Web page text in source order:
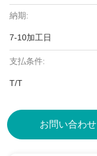
納期:
7-10加工日
支払条件:
T/T
お問い合わせ